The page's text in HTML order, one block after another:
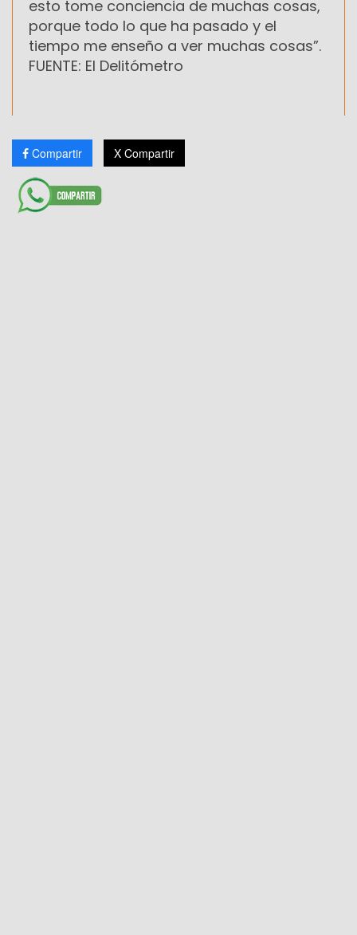
esto tome conciencia de muchas cosas,
porque todo lo que ha pasado y el
tiempo me enseño a ver muchas cosas”.
FUENTE: El Delitómetro
Compartir X Compartir